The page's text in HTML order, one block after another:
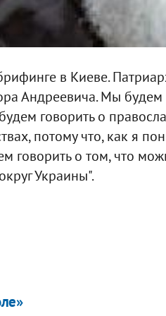
в Киеве.
Андреевича. Мы будем
говорить о
потому что, как я
говорить о том, что
Украины".